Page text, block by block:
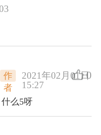
作
者
2021年02月01日
15:27
0
什么5呀